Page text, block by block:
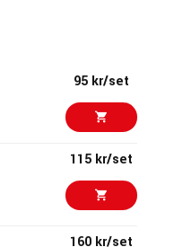
95 kr/set
115 kr/set
160 kr/set